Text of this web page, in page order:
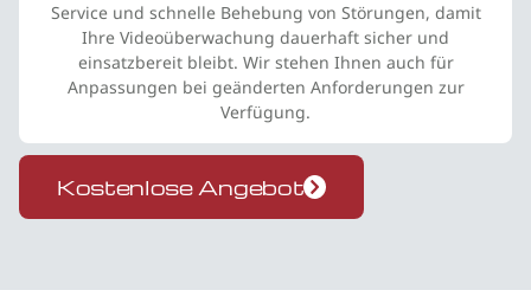
Service und schnelle Behebung von Störungen, damit
Ihre Videoüberwachung dauerhaft sicher und
einsatzbereit bleibt. Wir stehen Ihnen auch für
Anpassungen bei geänderten Anforderungen zur
Verfügung.
Kostenlose Angebot